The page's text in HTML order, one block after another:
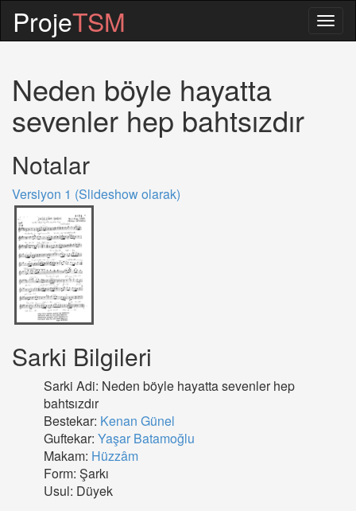
ProjeTSM
Neden böyle hayatta
sevenler hep bahtsızdır
Notalar
Versiyon 1 (Slideshow olarak)
Sarki Bilgileri
Sarki Adi: Neden böyle hayatta sevenler hep
bahtsızdır
Bestekar: Kenan Günel
Guftekar: Yaşar Batamoğlu
Makam: Hüzzâm
Form: Şarkı
Usul: Düyek